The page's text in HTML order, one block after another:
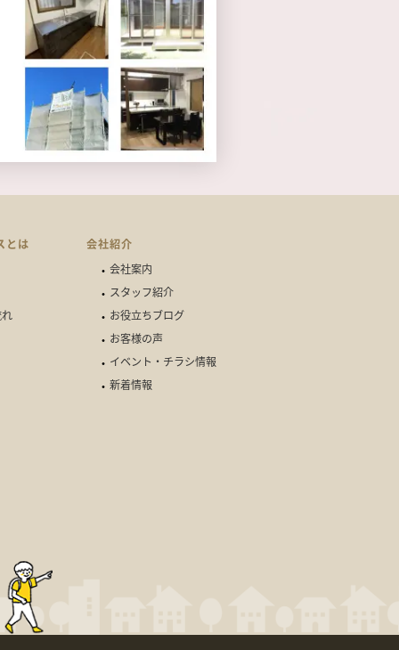
とは
会社紹介
会社案内
スタッフ紹介
お役立ちブログ
お客様の声
イベント・チラシ情報
新着情報